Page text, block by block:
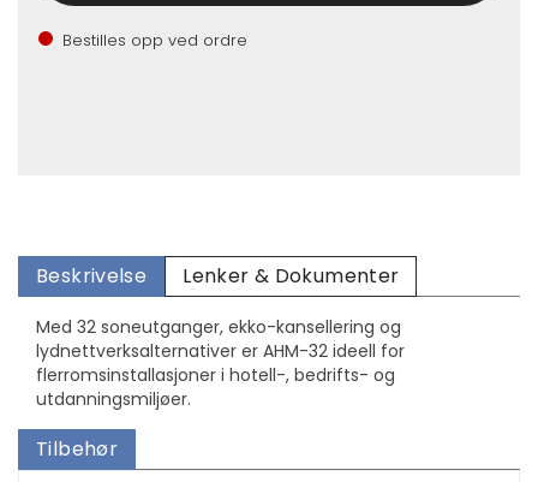
Bestilles opp ved ordre
Beskrivelse Lenker & Dokumenter
Med 32 soneutganger, ekko-kansellering og
lydnettverksalternativer er AHM-32 ideell for
flerromsinstallasjoner i hotell-, bedrifts- og
utdanningsmiljøer.
Tilbehør